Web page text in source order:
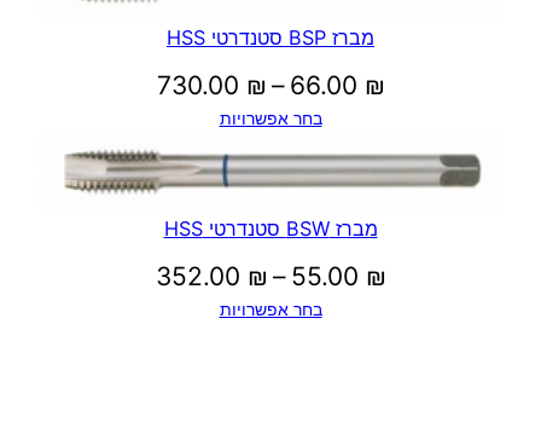
מברז BSP סטנדרטי HSS
66.00 ₪
–
730.00 ₪
עד
בחר אפשרויות
מברז BSW סטנדרטי HSS
55.00 ₪
–
352.00 ₪
בחר אפשרויות